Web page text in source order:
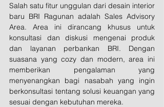
Salah satu fitur unggulan dari desain interior
baru BRI Ragunan adalah Sales Advisory
Area. Area ini dirancang khusus untuk
konsultasi dan diskusi mengenai produk
dan layanan perbankan BRI. Dengan
suasana yang cozy dan modern, area ini
memberikan pengalaman yang
menyenangkan bagi nasabah yang ingin
berkonsultasi tentang solusi keuangan yang
sesuai dengan kebutuhan mereka.